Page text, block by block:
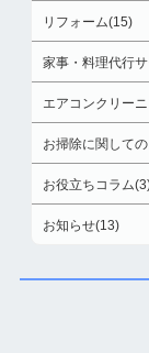
リフォーム(15)
家事・料理代行
エアコンクリー
お掃除に関して
お役立ちコラム
お知らせ(13)